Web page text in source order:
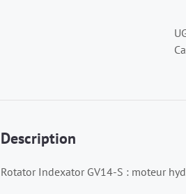
Description
Rotator Indexator GV14-S : moteur